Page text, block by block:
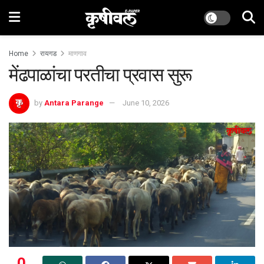
Home रायगड माणगाव
मेंढपाळांचा परतीचा प्रवास सुरू
by Antara Parange June 10, 2026